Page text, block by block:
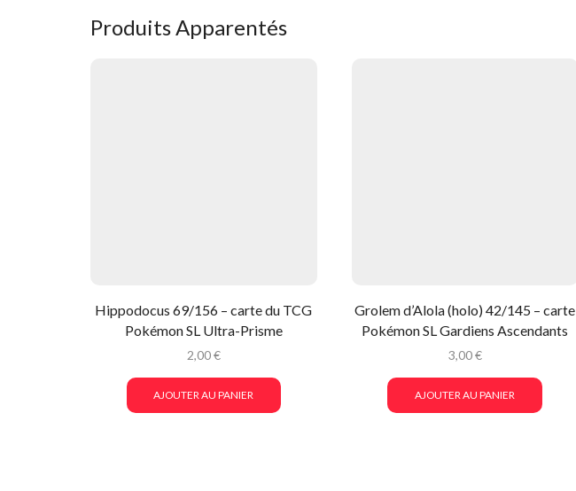
Produits Apparentés
Hippodocus 69/156 – carte du TCG
Pokémon SL Ultra-Prisme
2,00€
AJOUTER AU PANIER
Grolem d’Alola (holo) 42/145 – carte
Pokémon SL Gardiens Ascendants
3,00€
AJOUTER AU PANIER